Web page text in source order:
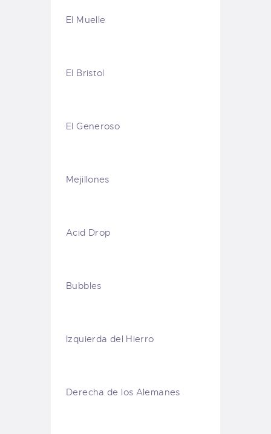
El Muelle
El Bristol
El Generoso
Mejillones
Acid Drop
Bubbles
Izquierda del Hierro
Derecha de los Alemanes